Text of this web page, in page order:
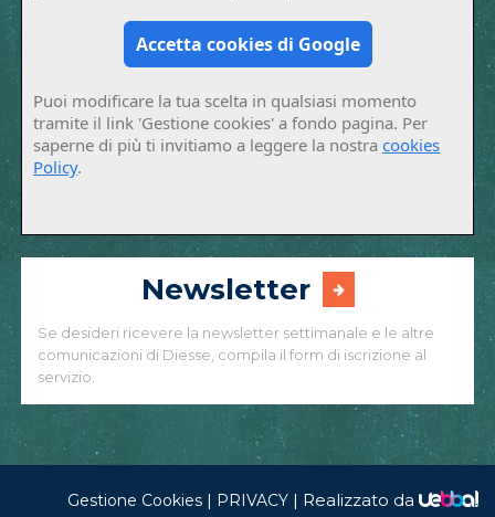
Accetta cookies di Google
Puoi modificare la tua scelta in qualsiasi momento
tramite il link 'Gestione cookies' a fondo pagina. Per
saperne di più ti invitiamo a leggere la nostracookies
Policy.
Newsletter
Se desideri ricevere la newsletter settimanale e le altre
comunicazioni di Diesse, compila il form di iscrizione al
servizio.
Gestione Cookies | PRIVACY | Realizzato da